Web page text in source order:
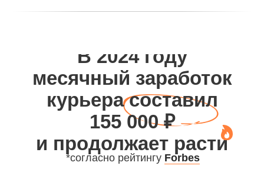
В 2024 году
месячный заработок
курьера составил
155 000 ₽
и продолжает расти
*согласно рейтингу Forbes